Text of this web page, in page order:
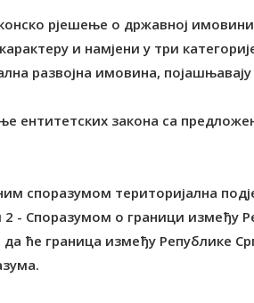
рјешење о државној
и намјени у три
развојна имовина,
ентитетских закона са
споразумом територијална
- Споразумом о граници између
ће граница између Републике